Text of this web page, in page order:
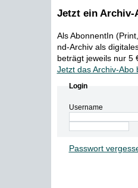
Jetzt ein Archiv-
Als AbonnentIn
nd-Archiv als
beträgt jeweils nur 5
Jetzt das Archiv-Abo
Login
Username
Passwort